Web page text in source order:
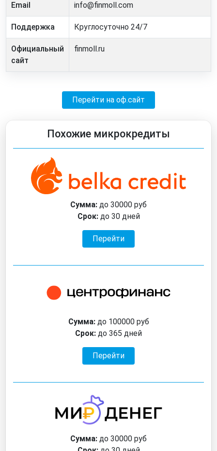
Email info@finmoll.com
Поддержка Круглосуточно 24/7
Официальный
сайт
finmoll.ru
Перейти на оф.сайт
Похожие микрокредиты
Сумма: до 30000 руб
Срок:до 30 дней
Перейти
Сумма:до 100000 руб
Срок: до 365 дней
Перейти
Сумма: до 30000 руб